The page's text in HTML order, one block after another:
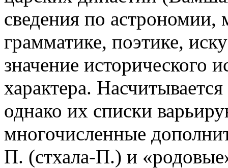
сведения по астрономии,
грамматике, поэтике,
значение исторического
характера.
однако их списки
многочисленные
П. (стхала-П.) и